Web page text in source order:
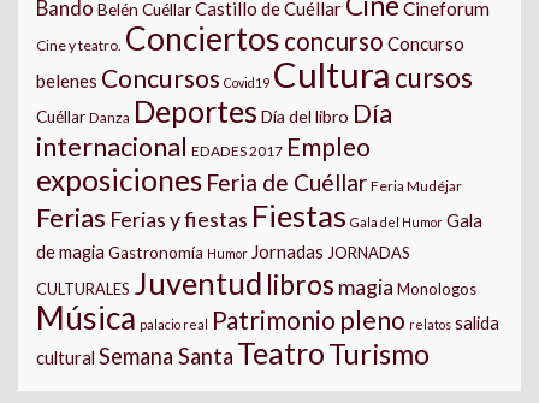
Bando Belén CuéllarCastillo de Cuéllar Cineforum
Cine y teatro. Conciertos concurso Concurso
belenes Concursos Covid19 Cultura cursos
Cuéllar Danza Deportes Día del libro Día
internacional EDADES 2017 Empleo
exposiciones Feria de Cuéllar Feria Mudéjar
Ferias Ferias y fiestas Fiestas Gala del Humor Gala
de magia Gastronomía Humor Jornadas JORNADAS
CULTURALES Juventud libros magia Monologos
Música palacio real Patrimonio pleno relatos salida
cultural Semana Santa TeatroTurismo